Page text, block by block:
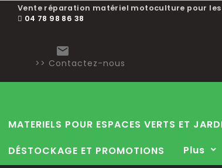
Vente réparation matériel motoculture pour
04 78 98 86 38

>> Contactez-nous
MATERIELS POUR ESPACES VERTS ET
DÉSTOCKAGE ET PROMOTIONS
Plus